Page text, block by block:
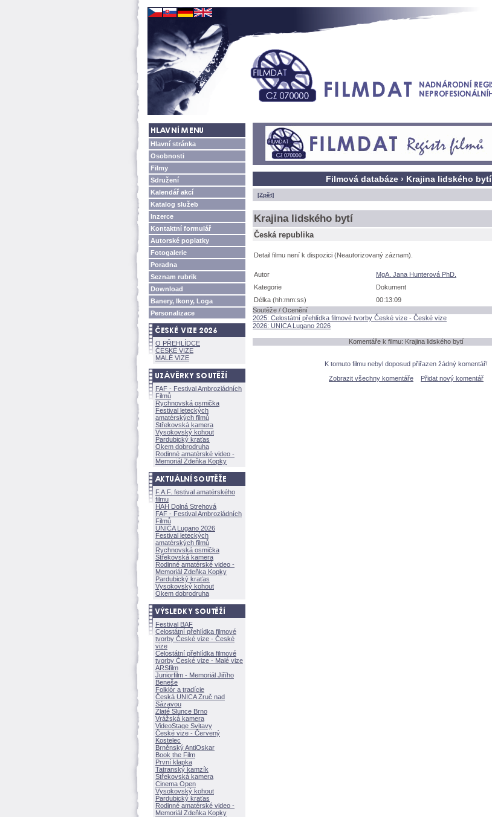
Hlavní stránka
Osobnosti
Filmy
Sdružení
Kalendář akcí
Katalog služeb
Inzerce
Kontaktní formulář
Autorské poplatky
Fotogalerie
Poradna
Seznam rubrik
Download
Banery, Ikony, Loga
Personalizace
O PŘEHLÍDCE
ČESKÉ VIZE
MALÉ VIZE
FAF - Festival Ambroziádních
Filmů
Rychnovská osmička
Festival leteckých
amatérských filmů
Střekovská kamera
Vysokovský kohout
Pardubický kraťas
Okem dobrodruha
Rodinné amatérské video -
Memoriál Zdeňka Kopky
F.A.F. festival amatérského
filmu
HAH Dolná Strehov
FAF - Festival Ambroziádních
Filmů
UNICA Lugano 2026
Festival leteckých
amatérských filmů
Rychnovská osmička
Střekovská kamera
Rodinné amatérské video -
Memoriál Zdeňka Kopky
Pardubický kraťas
Vysokovský kohout
Okem dobrodruha
Festival BAF
Celostátní přehlídka filmové
tvorby České vize - České
vize
Celostátní přehlídka filmové
tvorby České vize - Malé vize
ARSfilm
Juniorfilm - Memoriál Jiřího
Beneše
Folklór a tradície
Česká UNICA Zruč nad
Sázavou
Zlaté Slunce Brno
Vrážská kamera
VideoStage Svitavy
České vize - Červený
Kostelec
Brněnský AntiOskar
Book the Film
První klapka
Tatranský kamzík
Střekovská kamera
Cinema Open
Vysokovský kohout
Pardubický kraťas
Rodinné amatérské video -
Memoriál Zdeňka Kopky
Filmová databáze › Krajina lidského bytí
[Zpět]
Krajina lidského bytí
Česká republika
Detail filmu není k dispozici (Neautorizovaný záznam).
Autor
MgA. Jana Hunterová PhD.
Kategorie
Dokument
Délka (hh:mm:ss)
00:13:09
Soutěže / Ocenění
2025: Celostátní přehlídka filmové tvorby České vize - České vize
2026: UNICA Lugano 2026
Komentáře k filmu: Krajina lidského bytí
K tomuto filmu nebyl doposud přiřazen žádný komentář!
Zobrazit všechny komentáře
Přidat nový komentář